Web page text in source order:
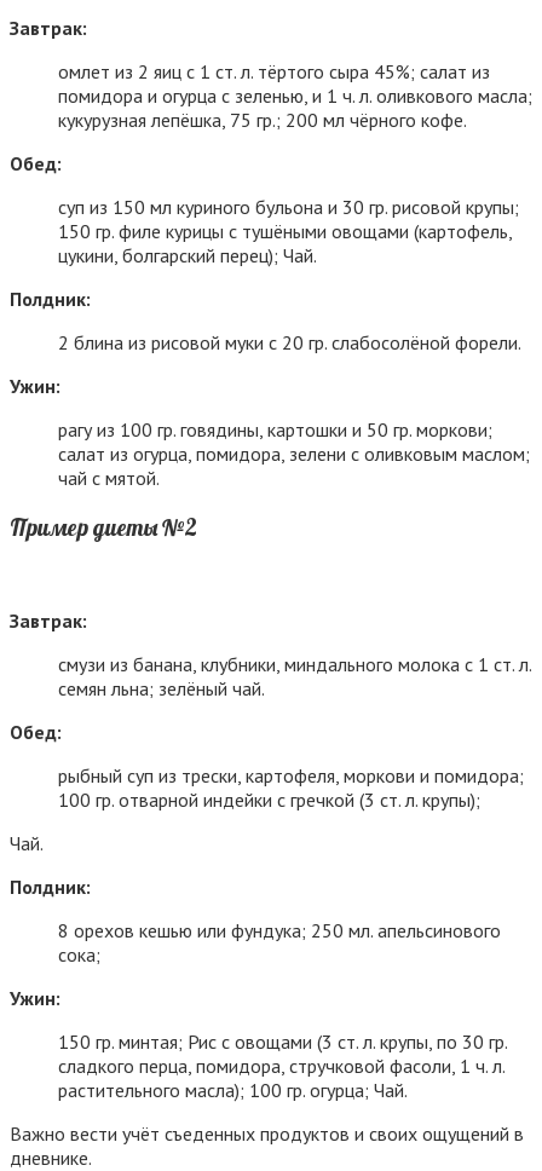
Завтрак:
омлет из 2 яиц с 1 ст. л. тёртого сыра 45%; салат из
помидора и огурца с зеленью, и 1 ч. л. оливкового масла;
кукурузная лепёшка, 75 гр.; 200 мл чёрного кофе.
Обед:
суп из 150 мл куриного бульона и 30 гр. рисовой крупы;
150 гр. филе курицы с тушёными овощами (картофель,
цукини, болгарский перец); Чай.
Полдник:
2 блина из рисовой муки с 20 гр. слабосолёной форели.
Ужин:
рагу из 100 гр. говядины, картошки и 50 гр. моркови;
салат из огурца, помидора, зелени с оливковым маслом;
чай с мятой.
Пример диеты №2
Завтрак:
смузи из банана, клубники, миндального молока с 1 ст. л.
семян льна; зелёный чай.
Обед:
рыбный суп из трески, картофеля, моркови и помидора;
100 гр. отварной индейки с гречкой (3 ст. л. крупы);
Чай.
Полдник:
8 орехов кешью или фундука; 250 мл. апельсинового
сока;
Ужин:
150 гр. минтая; Рис с овощами (3 ст. л. крупы, по 30 гр.
сладкого перца, помидора, стручковой фасоли, 1 ч. л.
растительного масла); 100 гр. огурца; Чай.
Важно вести учёт съеденных продуктов и своих ощущений в
дневнике.